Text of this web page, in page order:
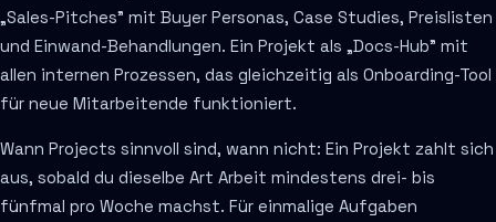
„Sales-Pitches" mit Buyer Personas, Case Studies, Preislisten
und Einwand-Behandlungen. Ein Projekt als „Docs-Hub" mit
allen internen Prozessen, das gleichzeitig als Onboarding-Tool
für neue Mitarbeitende funktioniert.
Wann Projects sinnvoll sind, wann nicht: Ein Projekt zahlt sich
aus, sobald du dieselbe Art Arbeit mindestens drei- bis
fünfmal pro Woche machst. Für einmalige Aufgaben